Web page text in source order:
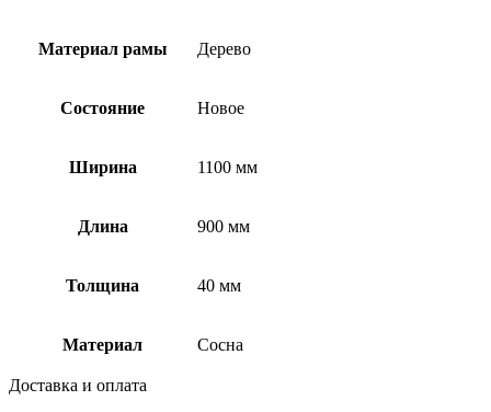
Материал рамы Дерево
Состояние Новое
Ширина 1100 мм
Длина 900 мм
Толщина 40 мм
Материал Сосна
Доставка и оплата